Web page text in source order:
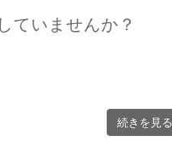
ていませんか？
続きを見る